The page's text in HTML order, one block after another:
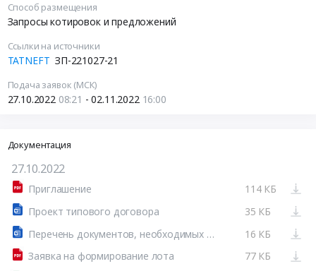
Способ размещения
Запросы котировок и предложений
Ссылки на источники
TATNEFT ЗП-221027-21
Подача заявок (МСК)
27.10.2022 08:21 - 02.11.2022 16:00
Документация
27.10.2022
Приглашение
114 КБ
Проект типового договора
35 КБ
Перечень документов, необходимых для проверки благонадежности Участника (загружаются при втором этапе торгов)
16 КБ
Заявка на формирование лота
77 КБ